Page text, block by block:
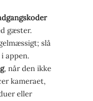
gæster.
slå
appen.
, når den ikke
kameraet,
eller